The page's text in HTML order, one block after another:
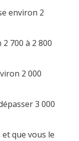
environ 2
700 à 2 800
2 000
3 000
que vous le